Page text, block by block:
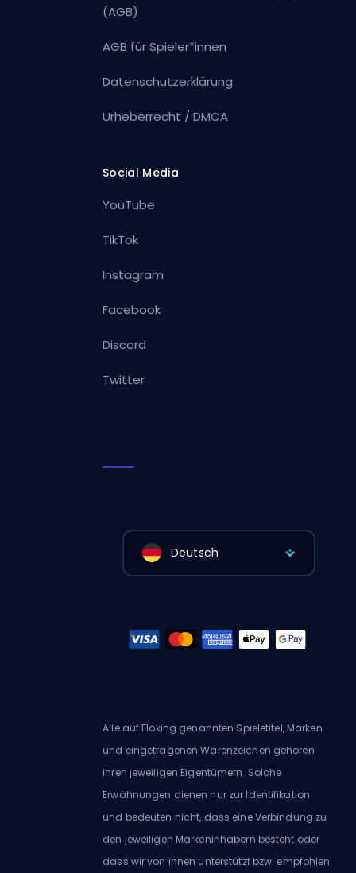
(AGB)
AGB für Spieler*innen
Datenschutzerklärung
Urheberrecht / DMCA
Social Media
YouTube
TikTok
Instagram
Facebook
Discord
Twitter
Deutsch
Alle auf Eloking genannten Spieletitel, Marken
und eingetragenen Warenzeichen gehören
ihren jeweiligen Eigentümern. Solche
Erwähnungen dienen nur zur Identifikation
und bedeuten nicht, dass eine Verbindung zu
den jeweiligen Markeninhabern besteht oder
dass wir von ihnen unterstützt bzw. empfohlen